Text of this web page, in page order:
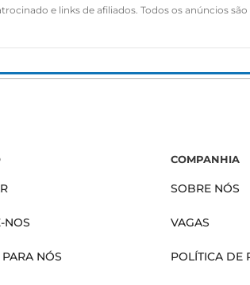
e links de afiliados. Todos os anúncios
NOS
PARA NÓS
COMPANHIA
SOBRE NÓS
VAGAS
POLÍTICA DE